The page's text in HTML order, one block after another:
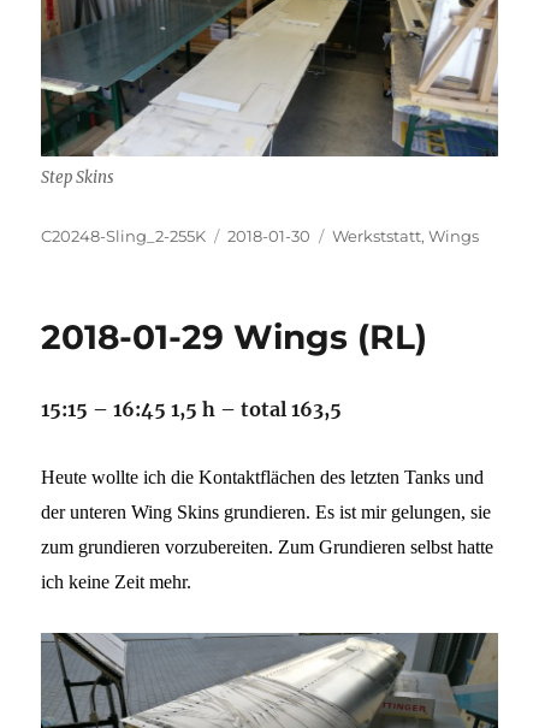
Step Skins
Autor
C20248-Sling_2-255K
Veröffentlicht
2018-01-30 Kategorien
Werkststatt,Wings
2018-01-29 Wings (RL)
15:15 – 16:45 1,5 h – total 163,5
Heute wollte ich die Kontaktflächen des letzten Tanks und
der unteren Wing Skins grundieren. Es ist mir gelungen, sie
zum grundieren vorzubereiten. Zum Grundieren selbst hatte
ich keine Zeit mehr.